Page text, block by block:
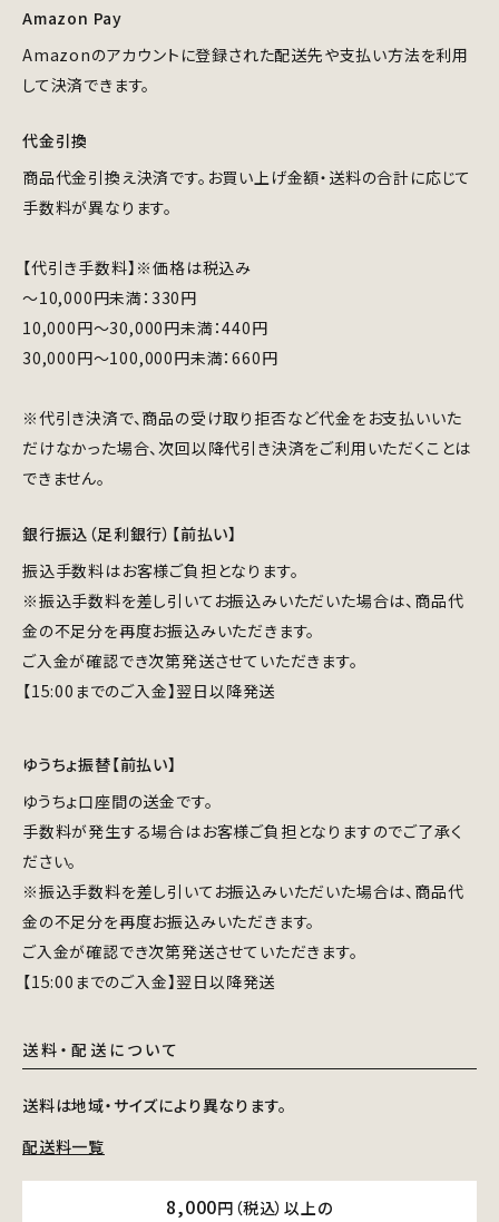
Amazon Pay
Amazonのアカウントに登録された配送先や支払い方法を利用
して決済できます。
代金引換
商品代金引換え決済です。お買い上げ金額・送料の合計に応じて
手数料が異なります。
【代引き手数料】※価格は税込み
～10,000円未満：330円
10,000円～30,000円未満：440円
30,000円～100,000円未満：660円
※代引き決済で、商品の受け取り拒否など代金をお支払いいた
だけなかった場合、次回以降代引き決済をご利用いただくことは
できません。
銀行振込（足利銀行）【前払い】
振込手数料はお客様ご負担となります。
※振込手数料を差し引いてお振込みいただいた場合は、商品代
金の不足分を再度お振込みいただきます。
ご入金が確認でき次第発送させていただきます。
【15:00までのご入金】翌日以降発送
ゆうちょ振替【前払い】
ゆうちょ口座間の送金です。
手数料が発生する場合はお客様ご負担となりますのでご了承く
ださい。
※振込手数料を差し引いてお振込みいただいた場合は、商品代
金の不足分を再度お振込みいただきます。
ご入金が確認でき次第発送させていただきます。
【15:00までのご入金】翌日以降発送
送料・配送について
送料は地域・サイズにより異なります。
配送料一覧
8,000円（税込）以上の